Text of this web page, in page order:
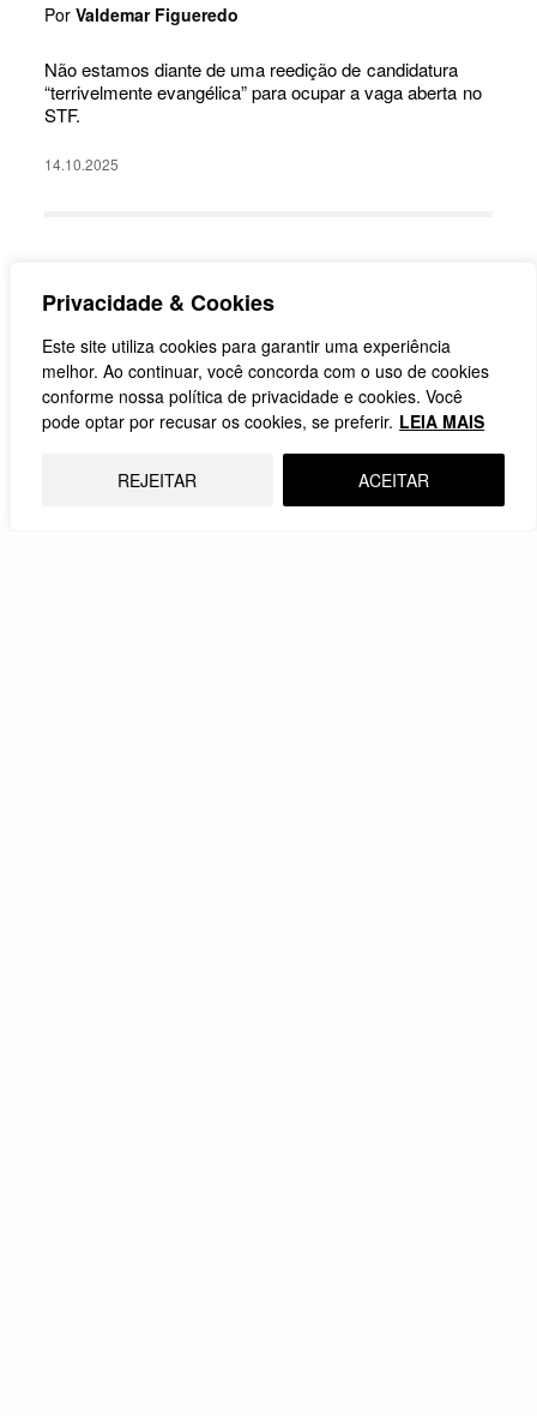
Privacidade & Cookies
Este site utiliza cookies para garantir uma experiência
melhor. Ao continuar, você concorda com o uso de cookies
conforme nossa política de privacidade e cookies. Você
pode optar por recusar os cookies, se preferir. LEIA MAIS
REJEITAR ACEITAR
PorValdemar Figueredo
Não estamos diante de uma reedição de candidatura
“terrivelmente evangélica” para ocupar a vaga aberta no
STF.
14.10.2025